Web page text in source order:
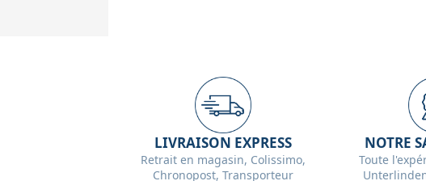
LIVRAISON EXPRESS
Retrait en magasin, Colissimo,
Chronopost, Transporteur
NOTRE
Toute